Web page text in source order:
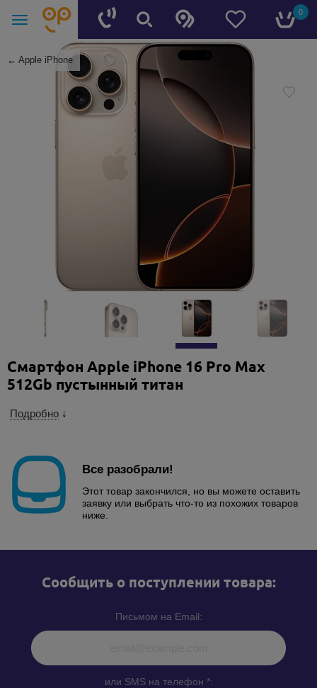
0
← Apple iPhone
Смартфон Apple iPhone 16 Pro Max
512Gb пустынный титан
Подробно ↓
Все разобрали!
Этот товар закончился, но вы можете оставить
заявку или выбрать что-то из похожих товаров
ниже.
Cообщить о поступлении товара:
Письмом на Email:
или SMS на телефон *: